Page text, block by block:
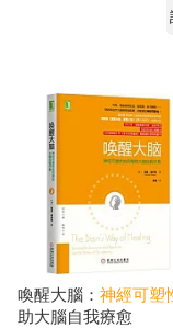
喚醒大腦： 神經可塑
助大腦自我療愈